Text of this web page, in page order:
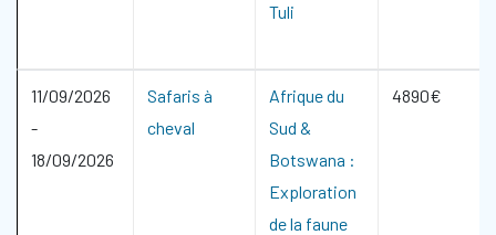
Tuli
11/09/2026
-
18/09/2026
Safaris à
cheval
Afrique du
Sud &
Botswana :
Exploration
de la faune
4890€